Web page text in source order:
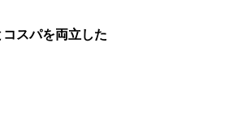
コスパを両立した